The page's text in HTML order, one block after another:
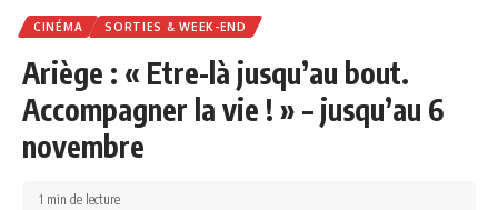
CINÉMA SORTIES & WEEK-END
Ariège : « Etre-là jusqu’au bout.
Accompagner la vie ! » – jusqu’au 6
novembre
1 min de lecture